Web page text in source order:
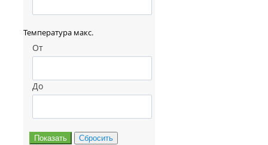
Температура макс.
От
До